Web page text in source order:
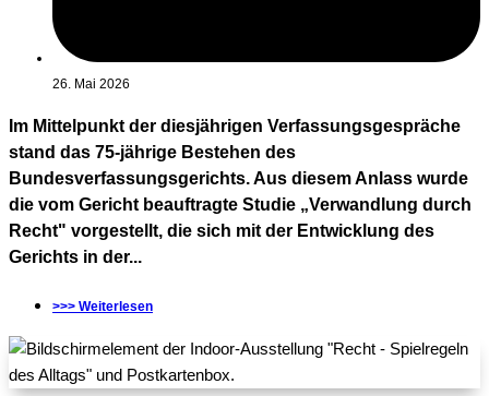
26. Mai 2026
Im Mittelpunkt der diesjährigen Verfassungsgespräche
stand das 75-jährige Bestehen des
Bundesverfassungsgerichts. Aus diesem Anlass wurde
die vom Gericht beauftragte Studie „Verwandlung durch
Recht" vorgestellt, die sich mit der Entwicklung des
Gerichts in der...
>>> Weiterlesen